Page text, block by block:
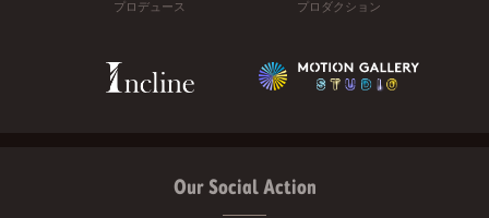
プロデュース プロダクション
Our Social Action